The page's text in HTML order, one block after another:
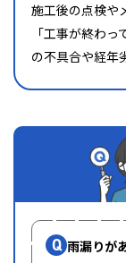
施工後の点検や
「工事が終わ
の不具合や経年
Q 雨漏りが